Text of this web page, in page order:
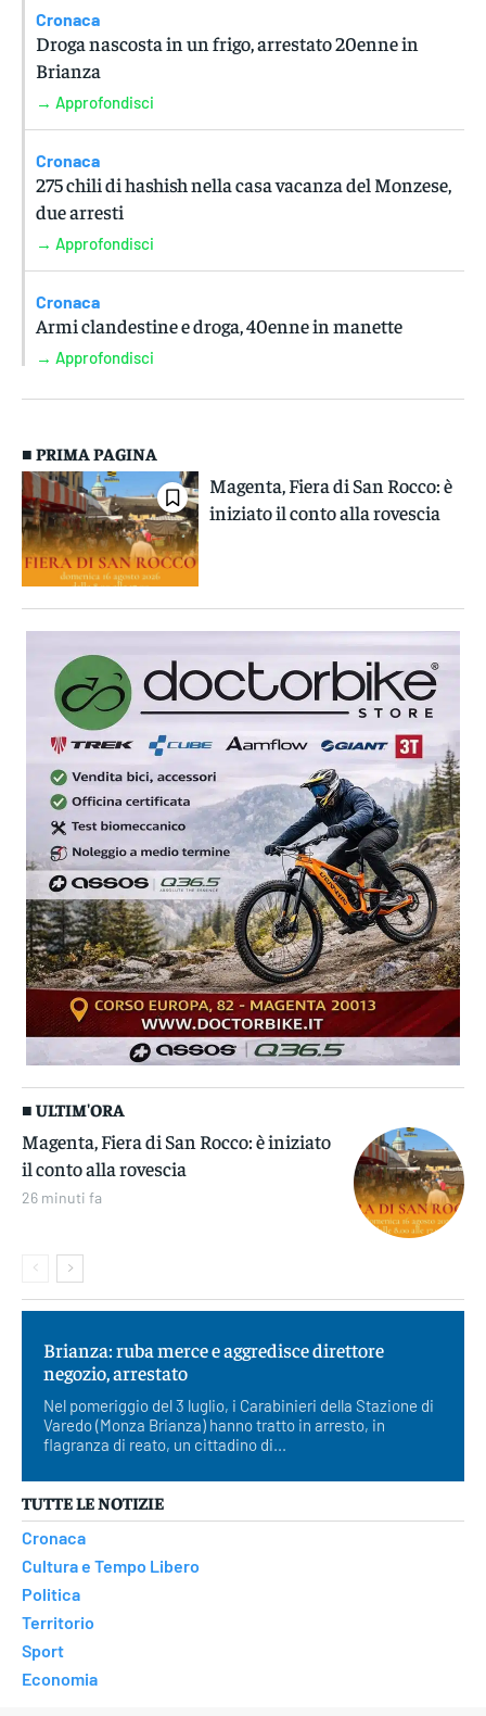
Cronaca
Droga nascosta in un frigo, arrestato 20enne in
Brianza
→ Approfondisci
Cronaca
275 chili di hashish nella casa vacanza del Monzese,
due arresti
→ Approfondisci
Cronaca
Armi clandestine e droga, 40enne in manette
→ Approfondisci
■ PRIMA PAGINA
Magenta, Fiera di San Rocco: è
iniziato il conto alla rovescia
■ ULTIM'ORA
Magenta, Fiera di San Rocco: è iniziato
il conto alla rovescia
26 minuti fa
Brianza: ruba merce e aggredisce direttore
negozio, arrestato
Nel pomeriggio del 3 luglio, i Carabinieri della Stazione di
Varedo (Monza Brianza) hanno tratto in arresto, in
flagranza di reato, un cittadino di...
TUTTE LE NOTIZIE
Cronaca
Cultura e Tempo Libero
Politica
Territorio
Sport
Economia